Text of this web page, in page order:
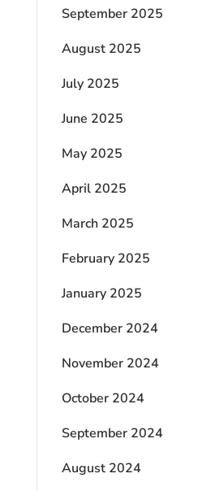
September 2025
August 2025
July 2025
June 2025
May 2025
April 2025
March 2025
February 2025
January 2025
December 2024
November 2024
October 2024
September 2024
August 2024